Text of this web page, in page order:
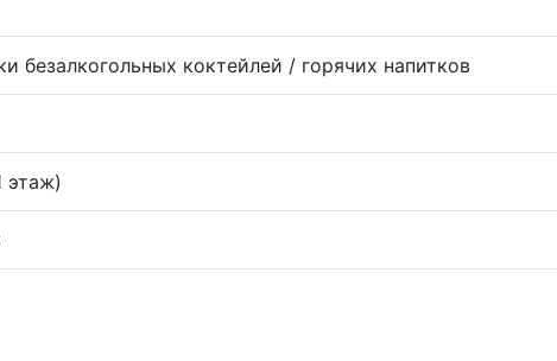
безалкогольных коктейлей / горячих напитков
этаж)